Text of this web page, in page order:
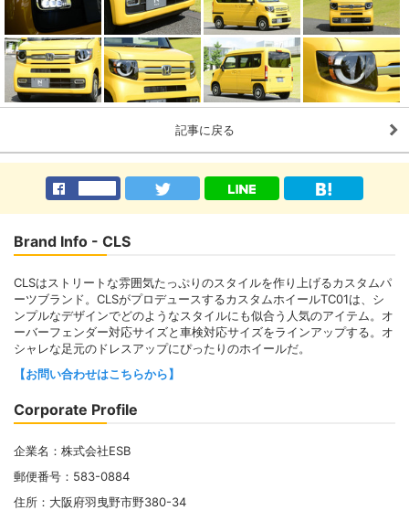
記事に戻る
Brand Info - CLS
CLSはストリートな雰囲気たっぷりのスタイルを作り上げるカスタムパ
ーツブランド。CLSがプロデュースするカスタムホイールTC01は、シ
ンプルなデザインでどのようなスタイルにも似合う人気のアイテム。オ
ーバーフェンダー対応サイズと車検対応サイズをラインアップする。オ
シャレな足元のドレスアップにぴったりのホイールだ。
【お問い合わせはこちらから】
Corporate Profile
企業名：株式会社ESB
郵便番号：583-0884
住所：大阪府羽曳野市野380-34